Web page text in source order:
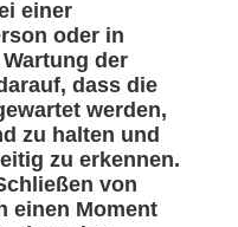
einer
oder in
der
dass die
werden,
zu halten und
zu erkennen.
von
einen Moment